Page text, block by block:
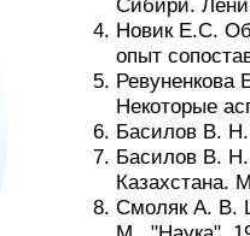
Сибири.
Новик Е.С.
опыт
Некоторые
Басилов В.
Басилов В.
Казахстана.
Смоляк А. В.